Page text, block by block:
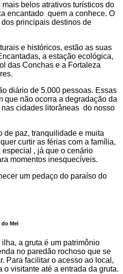
belos atrativos turísticos do
encantado quem a conhece. O
dos principais destinos de
e históricos, estão as suas
a estação ecológica,
das Conchas e a Fortaleza
diário de 5.000 pessoas. Essas
que não ocorra a degradação da
cidades litorâneas do nosso
de paz, tranquilidade e muita
curtir as férias com a família,
, já que o cenário
momentos inesquecíveis.
um pedaço do paraíso do
Mel
a gruta é um patrimônio
no paredão rochoso que se
Para facilitar o acesso ao local,
o visitante até a entrada da gruta.